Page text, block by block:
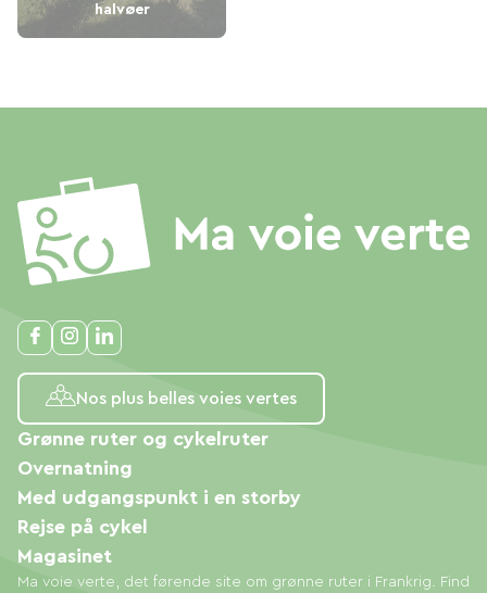
halvøer
Nos plus belles voies vertes
Ma voie verte, det førende site om grønne ruter i Frankrig. Find
Grønne ruter og cykelruter
Overnatning
Med udgangspunkt i en storby
Rejse på cykel
Magasinet